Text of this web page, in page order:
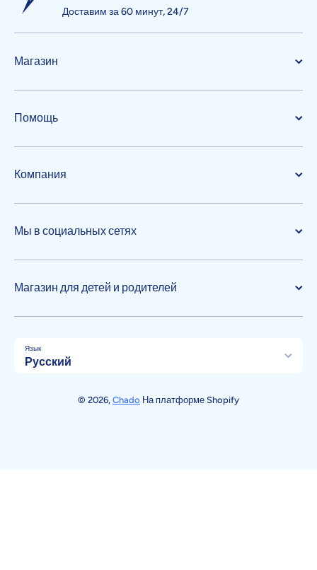
Доставим за 60 минут, 24/7
Магазин
Помощь
Компания
Мы в социальных сетях
Магазин для детей и родителей
Язык
Русский
© 2026, Chado На платформе Shopify